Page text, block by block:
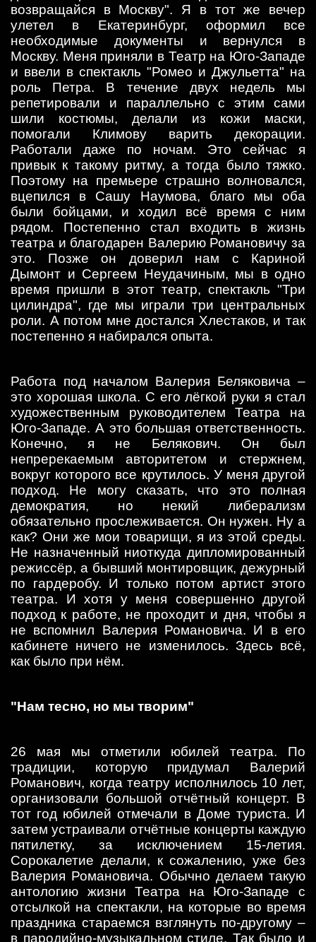
возвращайся в Москву". Я в тот же вечер
улетел в Екатеринбург, оформил все
необходимые документы и вернулся в
Москву. Меня приняли в Театр на Юго-Западе
и ввели в спектакль "Ромео и Джульетта" на
роль Петра. В течение двух недель мы
репетировали и параллельно с этим сами
шили костюмы, делали из кожи маски,
помогали Климову варить декорации.
Работали даже по ночам. Это сейчас я
привык к такому ритму, а тогда было тяжко.
Поэтому на премьере страшно волновался,
вцепился в Сашу Наумова, благо мы оба
были бойцами, и ходил всё время с ним
рядом. Постепенно стал входить в жизнь
театра и благодарен Валерию Романовичу за
это. Позже он доверил нам с Кариной
Дымонт и Сергеем Неудачиным, мы в одно
время пришли в этот театр, спектакль "Три
цилиндра", где мы играли три центральных
роли. А потом мне достался Хлестаков, и так
постепенно я набирался опыта.
Работа под началом Валерия Беляковича –
это хорошая школа. С его лёгкой руки я стал
художественным руководителем Театра на
Юго-Западе. А это большая ответственность.
Конечно, я не Белякович. Он был
непререкаемым авторитетом и стержнем,
вокруг которого все крутилось. У меня другой
подход. Не могу сказать, что это полная
демократия, но некий либерализм
обязательно прослеживается. Он нужен. Ну а
как? Они же мои товарищи, я из этой среды.
Не назначенный ниоткуда дипломированный
режиссёр, а бывший монтировщик, дежурный
по гардеробу. И только потом артист этого
театра. И хотя у меня совершенно другой
подход к работе, не проходит и дня, чтобы я
не вспомнил Валерия Романовича. И в его
кабинете ничего не изменилось. Здесь всё,
как было при нём.
"Нам тесно, но мы творим"
26 мая мы отметили юбилей театра. По
традиции, которую придумал Валерий
Романович, когда театру исполнилось 10 лет,
организовали большой отчётный концерт. В
тот год юбилей отмечали в Доме туриста. И
затем устраивали отчётные концерты каждую
пятилетку, за исключением 15-летия.
Сорокалетие делали, к сожалению, уже без
Валерия Романовича. Обычно делаем такую
антологию жизни Театра на Юго-Западе с
отсылкой на спектакли, на которые во время
праздника стараемся взглянуть по-другому –
в пародийно-музыкальном стиле. Так было и